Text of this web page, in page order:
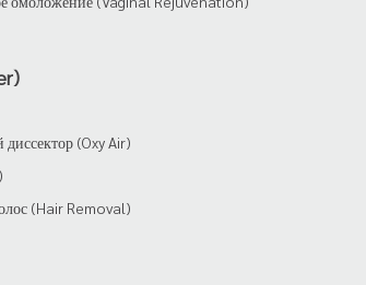
(Oxy Air)
(Hair Removal)